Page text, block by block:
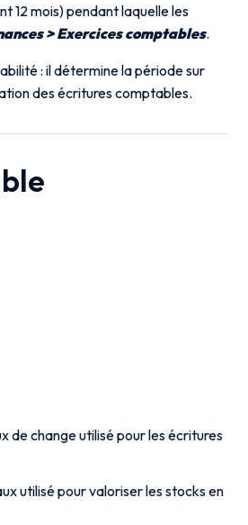
12 mois) pendant laquelle les
> Exercices comptables.
: il détermine la période sur
des écritures comptables.
de change utilisé pour les écritures
utilisé pour valoriser les stocks en